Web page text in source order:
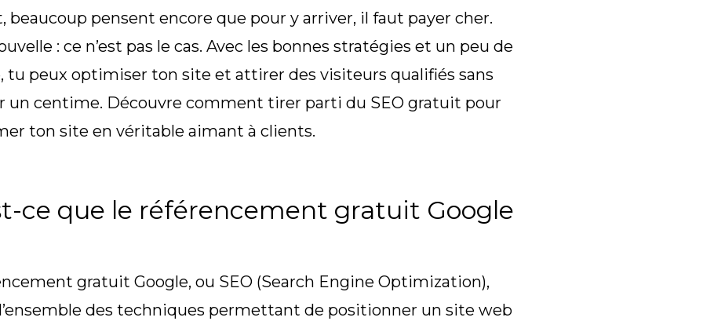
beaucoup pensent encore que pour y arriver, il faut payer cher.
: ce n’est pas le cas. Avec les bonnes stratégies et un peu de
tu peux optimiser ton site et attirer des visiteurs qualifiés sans
un centime. Découvre comment tirer parti du SEO gratuit pour
ton site en véritable aimant à clients.
ce que le référencement gratuit Google
gratuit Google, ou SEO (Search Engine Optimization),
des techniques permettant de positionner un site web